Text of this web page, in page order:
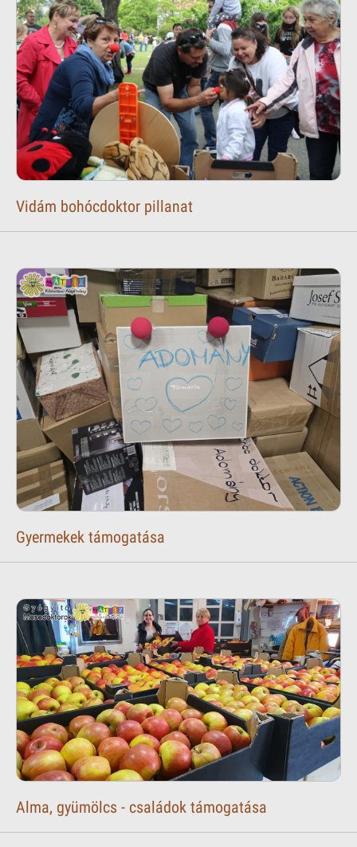
Vidám bohócdoktor pillanat
Gyermekek támogatása
Alma, gyümölcs - családok támogatása